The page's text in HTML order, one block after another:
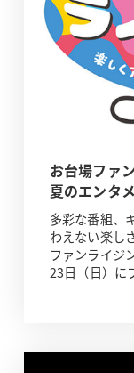
お台場ファ
夏のエンタ
多彩な番組、
わえない楽し
ファンライジ
23日（日）に